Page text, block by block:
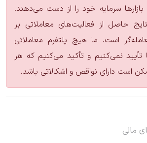
ویدیوی 32
در شرایط تثبیت و بی جهتی
ویدیوی 33
بازارها سرمایه خود را از دست می‌دهند.
حاصل از فعالیت‌های معاملاتی بر
است. ما هیچ پلتفرم معاملاتی
نمی‌کنیم و تأکید می‌کنیم که هر
است دارای نواقص و اشکالاتی باشد.
مالی